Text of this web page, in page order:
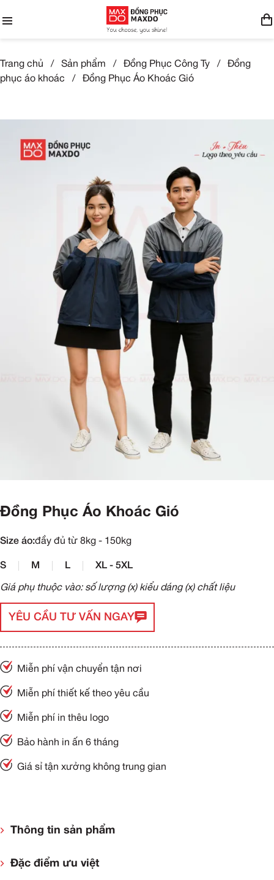
Trang chủ / Sản phẩm / Đồng Phục Công Ty /
Đồng
phục áo khoác
/ Đồng Phục Áo Khoác Gió
Đồng Phục Áo Khoác Gió
Size áo:đầy đủ từ 8kg - 150kg
S M L XL - 5XL
Giá phụ thuộc vào: số lượng (x) kiểu dáng (x) chất liệu
YÊU CẦU TƯ VẤN NGAY
Miễn phí vận chuyển tận nơi
Miễn phí thiết kế theo yêu cầu
Miễn phí in thêu logo
Bảo hành in ấn 6 tháng
Giá sỉ tận xưởng không trung gian
Thông tin sản phẩm
Đặc điểm ưu việt